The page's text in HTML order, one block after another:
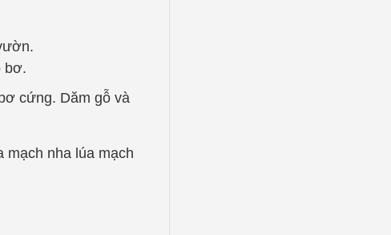
bơ.
cứng. Dăm gỗ và
mạch nha lúa mạch